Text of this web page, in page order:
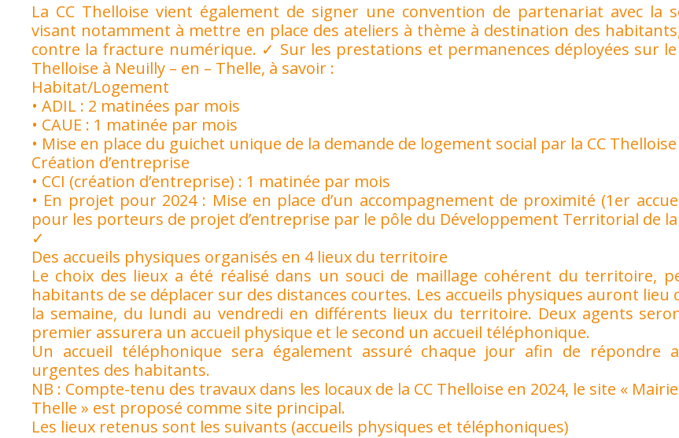
La CC Thelloise vient également de signer une convention de partenariat avec la
visant notamment à mettre en place des ateliers à thème à destination des
contre la fracture numérique. ✓ Sur les prestations et permanences déployées sur le
Thelloise à Neuilly – en – Thelle, à savoir :
Habitat/Logement
• ADIL : 2 matinées par mois
• CAUE : 1 matinée par mois
• Mise en place du guichet unique de la demande de logement social par la CC
Création d’entreprise
• CCI (création d’entreprise) : 1 matinée par mois
• En projet pour 2024 : Mise en place d’un accompagnement de proximité (1er
pour les porteurs de projet d’entreprise par le pôle du Développement Territorial de la
✓
Des accueils physiques organisés en 4 lieux du territoire
Le choix des lieux a été réalisé dans un souci de maillage cohérent du territoire,
habitants de se déplacer sur des distances courtes. Les accueils physiques auront lieu
la semaine, du lundi au vendredi en différents lieux du territoire. Deux agents
premier assurera un accueil physique et le second un accueil téléphonique.
Un accueil téléphonique sera également assuré chaque jour afin de répondre
urgentes des habitants.
NB : Compte-tenu des travaux dans les locaux de la CC Thelloise en 2024, le site «
Thelle » est proposé comme site principal.
Les lieux retenus sont les suivants (accueils physiques et téléphoniques)